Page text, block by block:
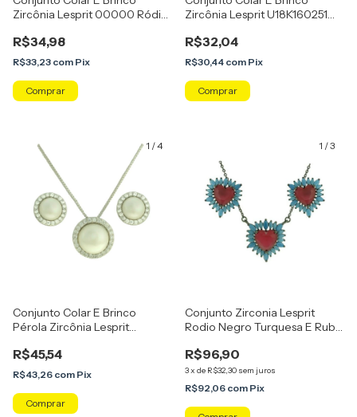
Zircônia Lesprit 00000 Ródio
R$34,98
R$33,23 com Pix
Zircônia Lesprit U18K160251
R$32,04
R$30,44 com Pix
1 /4
Conjunto Colar E Brinco
Pérola Zircônia Lesprit
R$45,54
R$43,26 com Pix
Comprar
1 /3
Conjunto Zirconia Lesprit
Rodio Negro Turquesa E Rubi
R$96,90
3x de R$32,30 sem juros
R$92,06 com Pix